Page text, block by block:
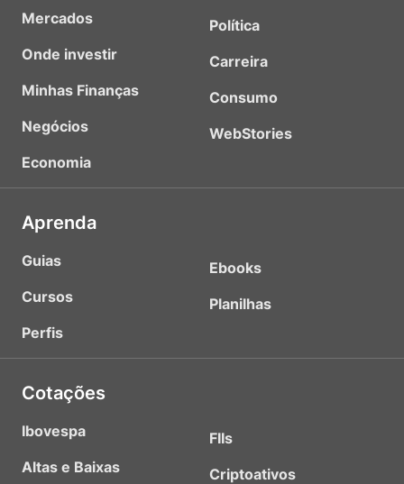
Mercados
Onde investir
Minhas Finanças
Negócios
Economia
Política
Carreira
Consumo
WebStories
Aprenda
Guias
Cursos
Perfis
Ebooks
Planilhas
Cotações
Ibovespa
Altas e Baixas
FIIs
Criptoativos